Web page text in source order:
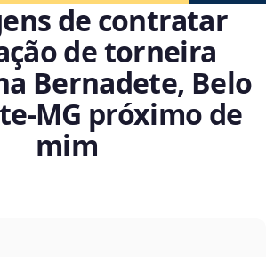
de contratar
de torneira
Bernadete, Belo
próximo de
mim